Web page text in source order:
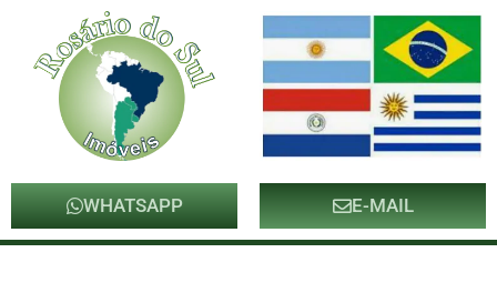
WHATSAPP E-MAIL